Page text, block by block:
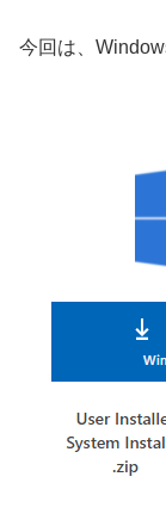
今回は、